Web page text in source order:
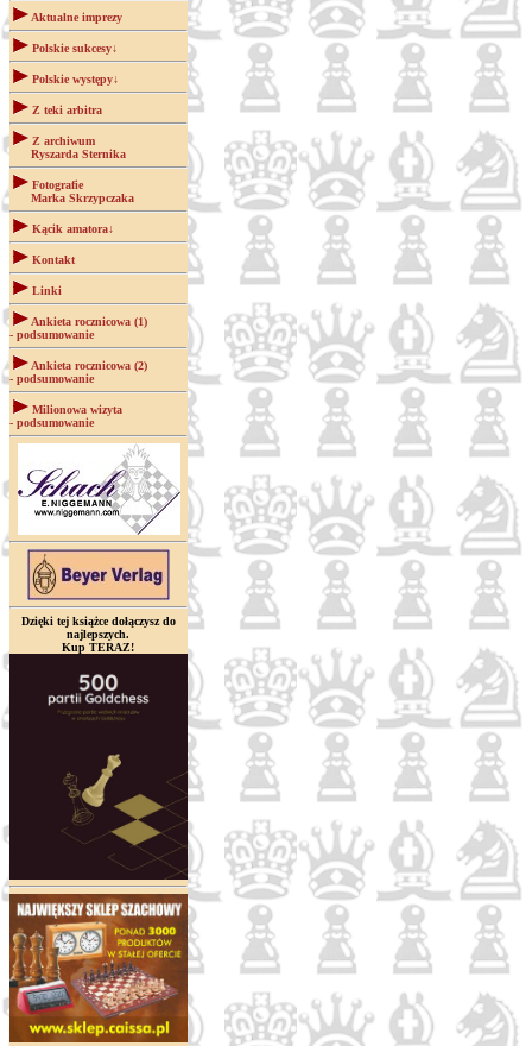
Aktualne imprezy
Polskie sukcesy↓
Polskie występy↓
Z teki arbitra
Z archiwum
Ryszarda Sternika
Fotografie
Marka Skrzypczaka
Kącik amatora↓
Kontakt
Linki
Ankieta rocznicowa (1)
- podsumowanie
Ankieta rocznicowa (2)
- podsumowanie
Milionowa wizyta
- podsumowanie
Dzięki tej książce dołączysz do
najlepszych.
Kup TERAZ!